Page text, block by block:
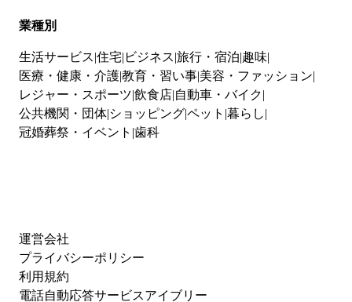
業種別
生活サービス 住宅 ビジネス 旅行・宿泊 趣味
医療・健康・介護教育・習い事 美容・ファッション
レジャー・スポーツ 飲食店 自動車・バイク
公共機関・団体 ショッピングペット 暮らし
冠婚葬祭・イベント 歯科
運営会社
プライバシーポリシー
利用規約
電話自動応答サービスアイブリー